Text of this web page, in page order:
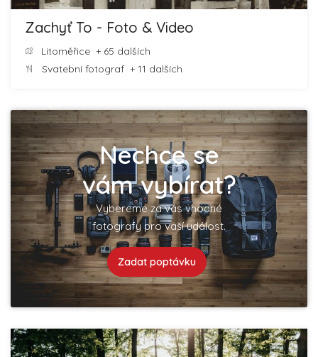
Zachyť To - Foto & Video
Litoměřice + 65 dalších
Svatební fotograf + 11 dalších
Nechce se
vám vybírat?
Vybereme za vás vhodné
fotografy pro vaší událost.
Zadat poptávku